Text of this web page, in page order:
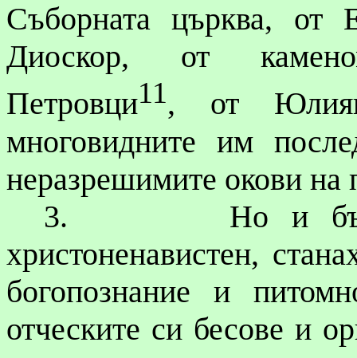
Съборната църква, от
Диоскор, от
Петровци11, от
многовидните им
неразрешимите окови на
3.
Но и
христоненавистен,
богопознание и
отческите си бесове и